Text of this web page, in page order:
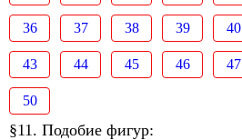
36 37 38 39 40
43 44 45 46 47
50
§11. Подобие фигур: